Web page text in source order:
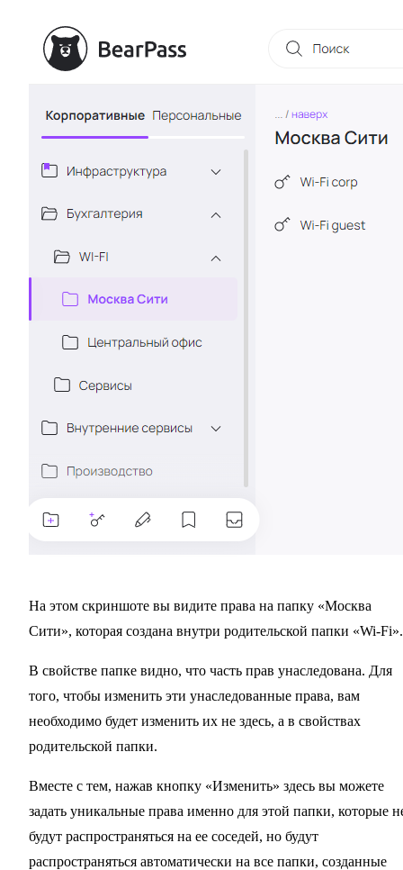
На этом скриншоте вы видите права на папку «Москва
Сити», которая создана внутри родительской папки «Wi-Fi».
В свойстве папке видно, что часть прав унаследована. Для
того, чтобы изменить эти унаследованные права, вам
необходимо будет изменить их не здесь, а в свойствах
родительской папки.
Вместе с тем, нажав кнопку «Изменить» здесь вы можете
задать уникальные права именно для этой папки, которые
будут распространяться на ее соседей, но будут
распространяться автоматически на все папки, созданные